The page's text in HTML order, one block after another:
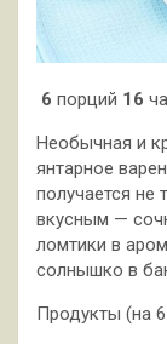
6 порций 16
Необычная и
янтарное
получается
вкусным —
ломтики в
солнышко в
Продукты (на